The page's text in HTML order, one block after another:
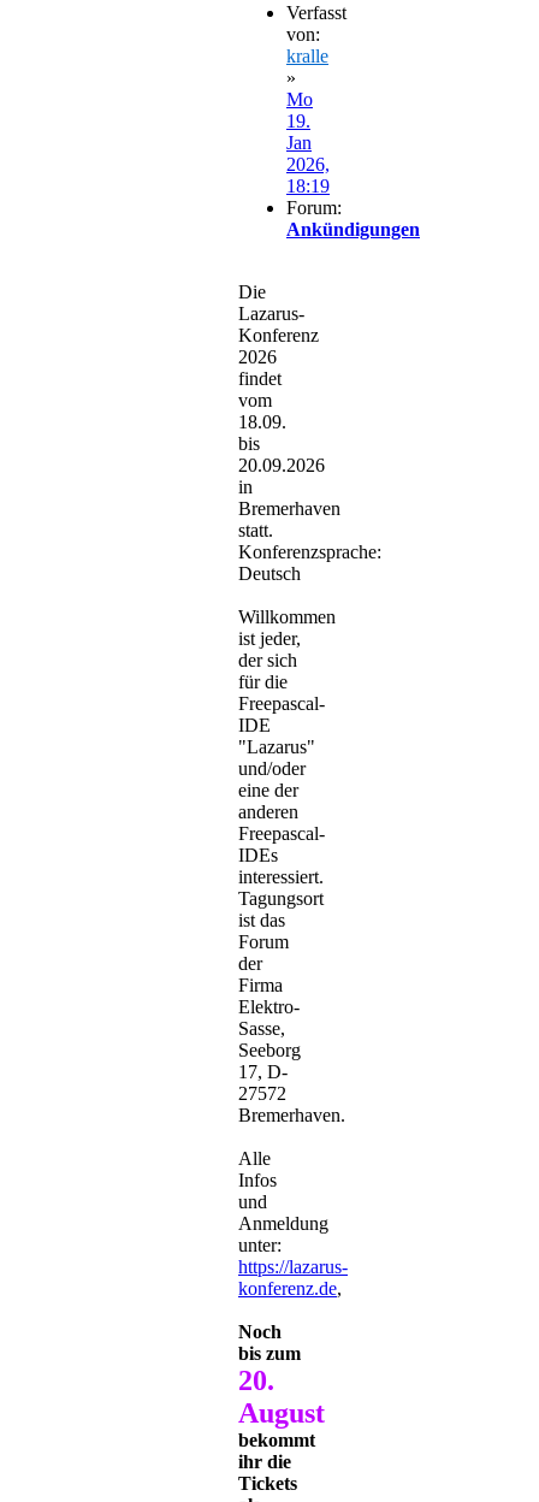
Verfasst
von:
kralle
»
Mo
19.
Jan
2026,
18:19
Forum:
Ankündigungen
Die
Lazarus-
Konferenz
2026
findet
vom
18.09.
bis
20.09.2026
in
Bremerhaven
statt.
Konferenzsprache:
Deutsch
Willkommen
ist jeder,
der sich
für die
Freepascal-
IDE
"Lazarus"
und/oder
eine der
anderen
Freepascal-
IDEs
interessiert.
Tagungsort
ist das
Forum
der
Firma
Elektro-
Sasse,
Seeborg
17, D-
27572
Bremerhaven.
Alle
Infos
und
Anmeldung
unter:
https://lazarus-
konferenz.de,
Noch
bis zum
20.
August
bekommt
ihr die
Tickets